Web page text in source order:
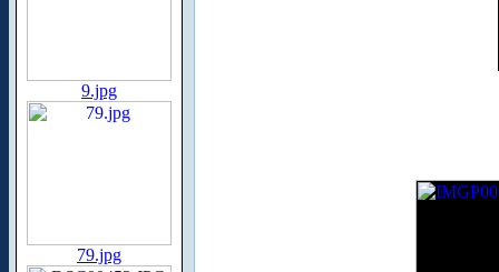
9.jpg
79.jpg